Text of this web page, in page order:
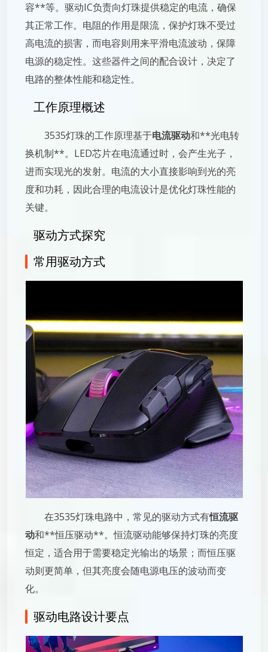
容**等。驱动IC负责向灯珠提供稳定的电流，确保
其正常工作。电阻的作用是限流，保护灯珠不受过
高电流的损害，而电容则用来平滑电流波动，保障
电源的稳定性。这些器件之间的配合设计，决定了
电路的整体性能和稳定性。
工作原理概述
3535灯珠的工作原理基于电流驱动和**光电转
换机制**。LED芯片在电流通过时，会产生光子，
进而实现光的发射。电流的大小直接影响到光的亮
度和功耗，因此合理的电流设计是优化灯珠性能的
关键。
驱动方式探究
常用驱动方式
在3535灯珠电路中，常见的驱动方式有恒流驱
动和**恒压驱动**。恒流驱动能够保持灯珠的亮度
恒定，适合用于需要稳定光输出的场景；而恒压驱
动则更简单，但其亮度会随电源电压的波动而变
化。
驱动电路设计要点